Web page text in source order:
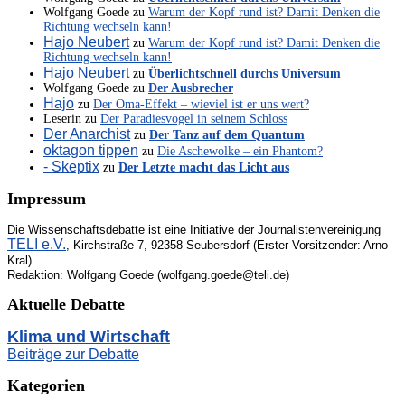
Wolfgang Goede zu Warum der Kopf rund ist? Damit Denken die
Richtung wechseln kann!
Hajo Neubertzu Warum der Kopf rund ist? Damit Denken die
Richtung wechseln kann!
Hajo Neubertzu Überlichtschnell durchs Universum
Wolfgang Goede zu Der Ausbrecher
Hajo zu Der Oma-Effekt – wieviel ist er uns wert?
Leserin zu Der Paradiesvogel in seinem Schloss
Der Anarchistzu Der Tanz auf dem Quantum
oktagon tippen zu Die Aschewolke – ein Phantom?
- Skeptix zu Der Letzte macht das Licht aus
Impressum
Die Wissenschaftsdebatte ist eine Initiative der Journalistenvereinigung
TELI e.V. , Kirchstraße 7, 92358 Seubersdorf (Erster Vorsitzender: Arno
Kral)
Redaktion: Wolfgang Goede (wolfgang.goede@teli.de)
Aktuelle Debatte
Klima und Wirtschaft
Beiträge zur Debatte
Kategorien